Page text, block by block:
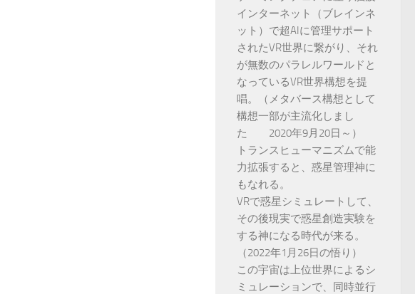
インターネット（ブレインネ
ット）で超AIに管理サポート
されたVR世界に繋がり、それ
が無数のパラレルワールドと
なっているVR世界構想を提
唱。（メタバース構想として
構想一部が主流化しまし
た 2020年9月20日～）
トランスヒューマニズムで能
力拡張すると、惑星管理神に
もなれる。
VRで惑星シミュレートして、
その後現実で惑星創造実験を
する神になる時代が来る。
（2022年1月26日の悟り）
この宇宙は上位世界によるシ
ミュレーションで、同時並行